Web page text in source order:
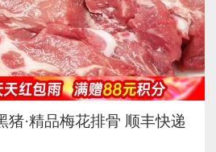
猪·精品梅花排骨 顺丰快递